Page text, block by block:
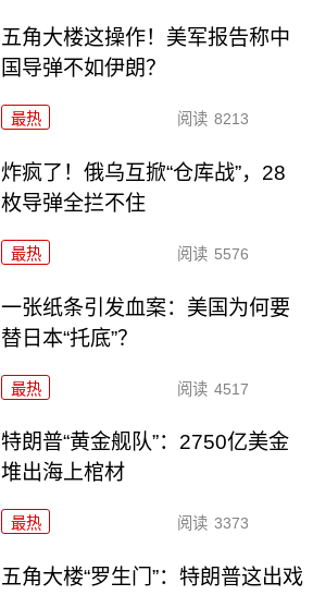
五角大楼这操作！美军报告称中
国导弹不如伊朗？
最热 阅读 8213
炸疯了！俄乌互掀“仓库战”，28
枚导弹全拦不住
最热 阅读 5576
一张纸条引发血案：美国为何要
替日本“托底”？
最热 阅读 4517
特朗普“黄金舰队”：2750亿美金
堆出海上棺材
最热 阅读 3373
五角大楼“罗生门”：特朗普这出戏